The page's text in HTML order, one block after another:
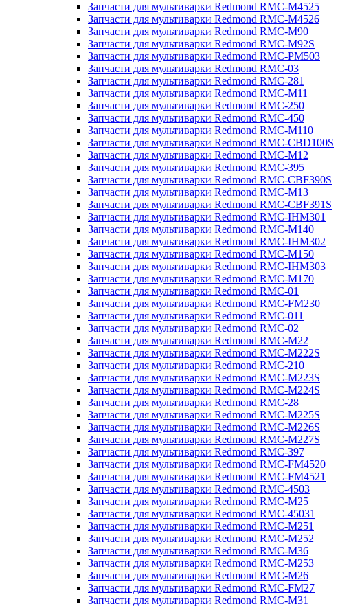
Запчасти для мультиварки Redmond RMC-M4525
Запчасти для мультиварки Redmond RMC-M4526
Запчасти для мультиварки Redmond RMC-M90
Запчасти для мультиварки Redmond RMC-M92S
Запчасти для мультиварки Redmond RMC-PM503
Запчасти для мультиварки Redmond RMC-03
Запчасти для мультиварки Redmond RMC-281
Запчасти для мультиварки Redmond RMC-M11
Запчасти для мультиварки Redmond RMC-250
Запчасти для мультиварки Redmond RMC-450
Запчасти для мультиварки Redmond RMC-M110
Запчасти для мультиварки Redmond RMC-CBD100S
Запчасти для мультиварки Redmond RMC-M12
Запчасти для мультиварки Redmond RMC-395
Запчасти для мультиварки Redmond RMC-CBF390S
Запчасти для мультиварки Redmond RMC-M13
Запчасти для мультиварки Redmond RMC-CBF391S
Запчасти для мультиварки Redmond RMC-IHM301
Запчасти для мультиварки Redmond RMC-M140
Запчасти для мультиварки Redmond RMC-IHM302
Запчасти для мультиварки Redmond RMC-M150
Запчасти для мультиварки Redmond RMC-IHM303
Запчасти для мультиварки Redmond RMC-M170
Запчасти для мультиварки Redmond RMC-01
Запчасти для мультиварки Redmond RMC-FM230
Запчасти для мультиварки Redmond RMC-011
Запчасти для мультиварки Redmond RMC-02
Запчасти для мультиварки Redmond RMC-M22
Запчасти для мультиварки Redmond RMC-M222S
Запчасти для мультиварки Redmond RMC-210
Запчасти для мультиварки Redmond RMC-M223S
Запчасти для мультиварки Redmond RMC-M224S
Запчасти для мультиварки Redmond RMC-28
Запчасти для мультиварки Redmond RMC-M225S
Запчасти для мультиварки Redmond RMC-M226S
Запчасти для мультиварки Redmond RMC-M227S
Запчасти для мультиварки Redmond RMC-397
Запчасти для мультиварки Redmond RMC-FM4520
Запчасти для мультиварки Redmond RMC-FM4521
Запчасти для мультиварки Redmond RMC-4503
Запчасти для мультиварки Redmond RMC-M25
Запчасти для мультиварки Redmond RMC-45031
Запчасти для мультиварки Redmond RMC-M251
Запчасти для мультиварки Redmond RMC-M252
Запчасти для мультиварки Redmond RMC-M36
Запчасти для мультиварки Redmond RMC-M253
Запчасти для мультиварки Redmond RMC-M26
Запчасти для мультиварки Redmond RMC-FM27
Запчасти для мультиварки Redmond RMC-M31